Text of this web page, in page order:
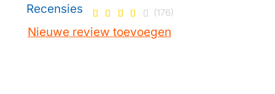
Recensies (176)
Nieuwe review toevoegen